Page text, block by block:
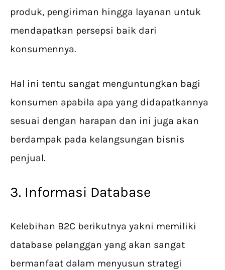
produk, pengiriman hingga layanan untuk
mendapatkan persepsi baik dari
konsumennya.
Hal ini tentu sangat menguntungkan bagi
konsumen apabila apa yang didapatkannya
sesuai dengan harapan dan ini juga akan
berdampak pada kelangsungan bisnis
penjual.
3. Informasi Database
Kelebihan B2C berikutnya yakni memiliki
database pelanggan yang akan sangat
bermanfaat dalam menyusun strategi